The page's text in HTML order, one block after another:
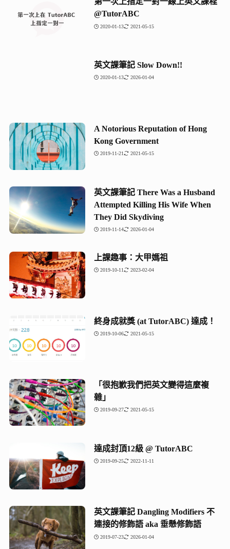
@TutorABC
2020-01-13 2021-05-15
英文課筆記 Slow Down!!
2020-01-13 2026-01-04
A Notorious Reputation of Hong
Kong Government
2019-11-21 2021-05-15
英文課筆記 There Was a Husband
Attempted Killing His Wife When
They Did Skydiving
2019-11-14 2026-01-04
上課趣事：大甲媽祖
2019-10-11 2023-02-04
終身成就獎 (at TutorABC) 達成！
2019-10-06 2021-05-15
「很抱歉我們把英文變得這麼複
雜」
2019-09-27 2021-05-15
達成封頂12級 @ TutorABC
2019-09-25 2022-11-11
英文課筆記 Dangling Modifiers 不
連接的修飾語 aka 垂懸修飾語
2019-07-23 2026-01-04